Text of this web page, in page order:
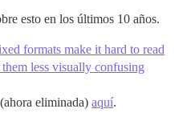
esto en los últimos 10 años.
formats make it hard to read
less visually confusing
eliminada) aquí.